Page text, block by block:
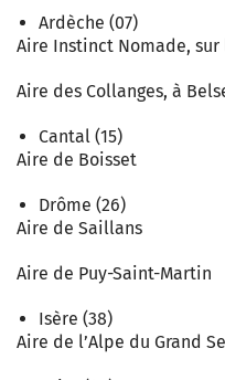
Ardèche (07)
Aire Instinct Nomade,
Aire des Collanges, à
Cantal (15)
Aire de Boisset
Drôme (26)
Aire de Saillans
Aire de Puy-Saint-Martin
Isère (38)
Aire de l’Alpe du Grand